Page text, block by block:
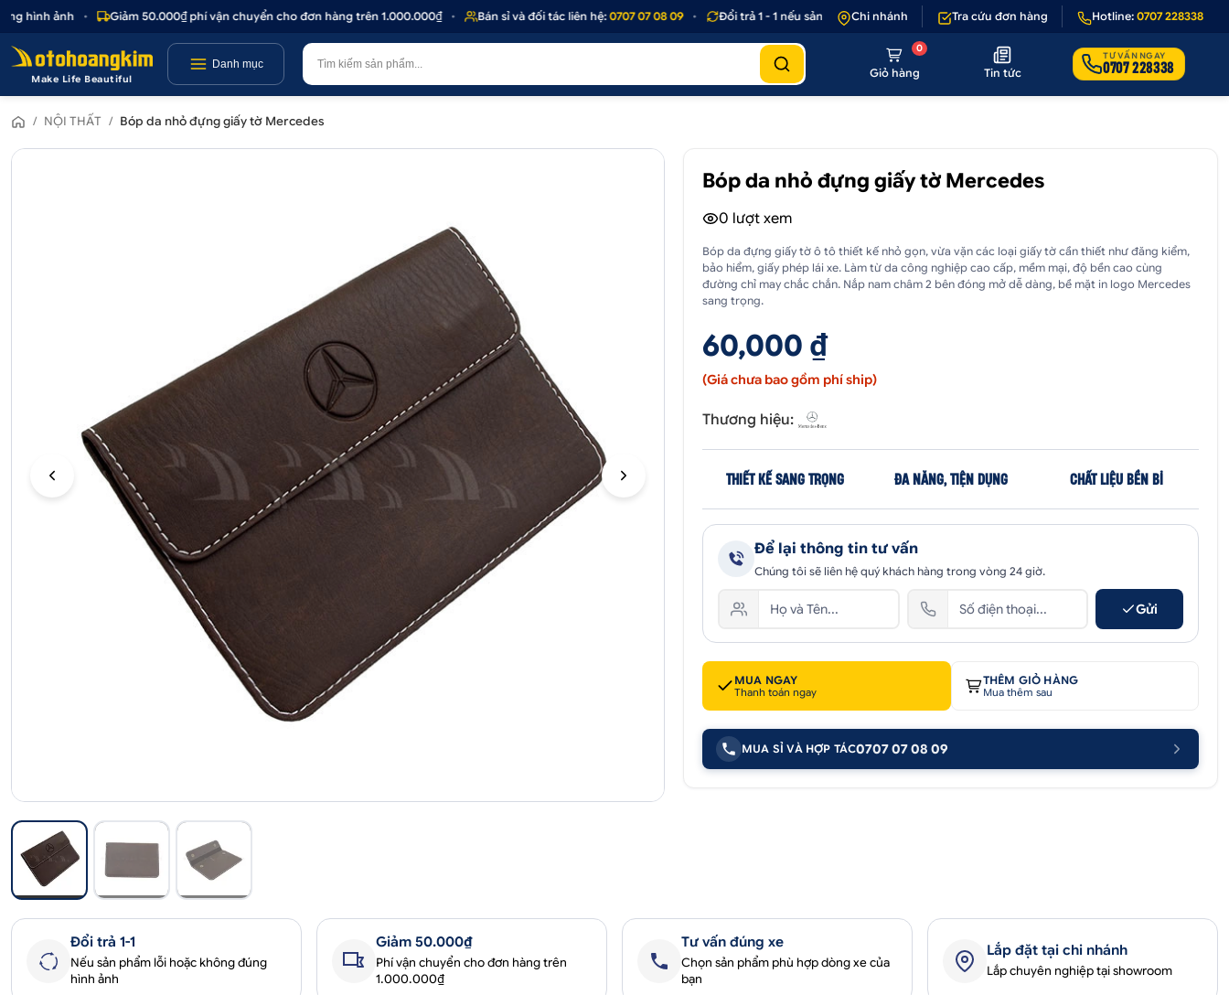
ảnh • Giảm 50.000₫ phí vận chuyển cho đơn hàng trên 1.000.000₫ • Bán sỉ và đối tác liên hệ:0707 07 08 09 • Đổi trả 1 - 1 nếu sản phẩm lỗi hoặc không đúng hình ảnh • Giảm 50.000₫ phí vận chuyển cho
Chi nhánh Tra cứu đơn hàng Hotline: 0707 228338
Make Life Beautiful
Danh mục
Giỏ hàng
0
Tin tức
TƯ VẤN NGAY
0707 228338
/ NỘI THẤT / Bóp da nhỏ đựng giấy tờ Mercedes
Bóp da nhỏ đựng giấy tờ Mercedes
0 lượt xem
Bóp da đựng giấy tờ ô tô thiết kế nhỏ gọn, vừa vặn các loại giấy tờ cần thiết như đăng kiểm,
bảo hiểm, giấy phép lái xe. Làm từ da công nghiệp cao cấp, mềm mại, độ bền cao cùng
đường chỉ may chắc chắn. Nắp nam châm 2 bên đóng mở dễ dàng, bề mặt in logo Mercedes
sang trọng.
60,000 ₫
(Giá chưa bao gồm phí ship)
Thương hiệu:
THIẾT KẾ SANG TRỌNG ĐA NĂNG, TIỆN DỤNG CHẤT LIỆU BỀN BỈ
Để lại thông tin tư vấn
Chúng tôi sẽ liên hệ quý khách hàng trong vòng 24 giờ.
Gửi
MUA NGAY
Thanh toán ngay
THÊM GIỎ HÀNG
Mua thêm sau
MUA SỈ VÀ HỢP TÁC0707 07 08 09
Đổi trả 1-1
Nếu sản phẩm lỗi hoặc không đúng
hình ảnh
Giảm 50.000₫
Phí vận chuyển cho đơn hàng trên
1.000.000₫
Tư vấn đúng xe
Chọn sản phẩm phù hợp dòng xe của
bạn
Lắp đặt tại chi nhánh
Lắp chuyên nghiệp tại showroom